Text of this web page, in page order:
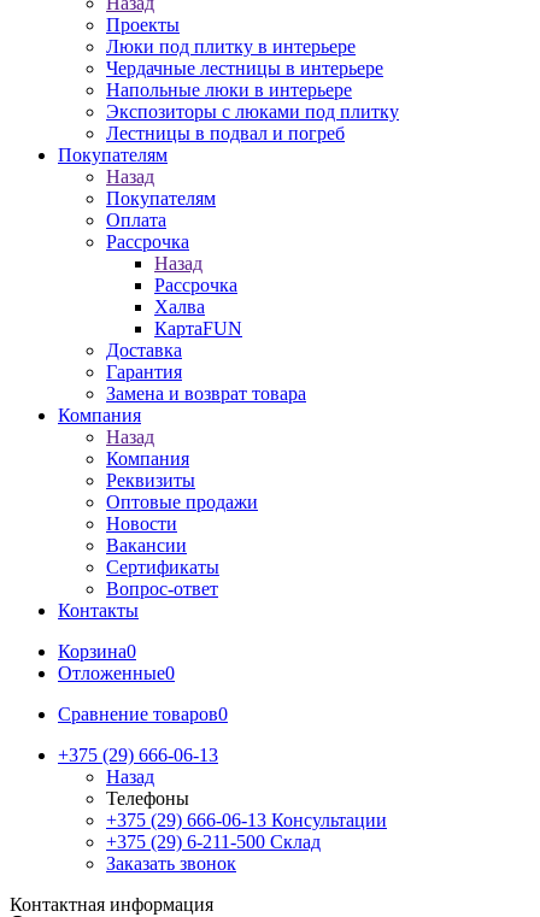
Проекты
Люки под плитку в интерьере
Чердачные лестницы в интерьере
Напольные люки в интерьере
Экспозиторы с люками под плитку
Лестницы в подвал и погреб
Покупателям
Назад
Покупателям
Оплата
Рассрочка
Назад
Рассрочка
Халва
КартаFUN
Доставка
Гарантия
Замена и возврат товара
Компания
Назад
Компания
Реквизиты
Оптовые продажи
Новости
Вакансии
Сертификаты
Вопрос-ответ
Контакты
Корзина0
Отложенные0
Сравнение товаров0
+375 (29) 666-06-13
Назад
Телефоны
+375 (29) 666-06-13 Консультации
+375 (29) 6-211-500 Склад
Заказать звонок
Контактная информация